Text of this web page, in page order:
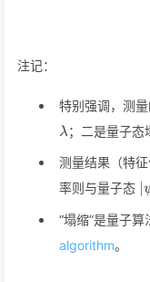
注记：
特别强调，测
λ；二是量子态
测量结果（特
率则与量子态
“塌缩”是量子
algorithm。